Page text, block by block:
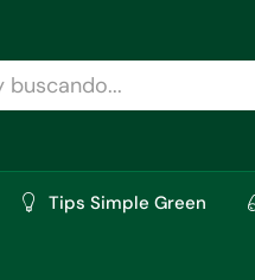
Tips Simple Green